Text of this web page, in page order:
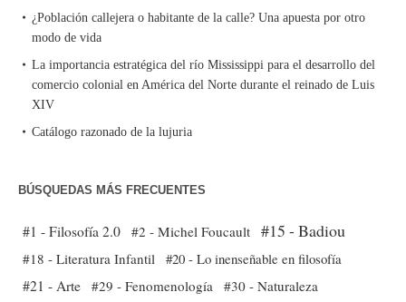
¿Población callejera o habitante de la calle? Una apuesta por otro
modo de vida
La importancia estratégica del río Mississippi para el desarrollo del
comercio colonial en América del Norte durante el reinado de Luis
XIV
Catálogo razonado de la lujuria
BÚSQUEDAS MÁS FRECUENTES
#1 - Filosofía 2.0 #2 - Michel Foucault #15 - Badiou
#18 - Literatura Infantil #20 - Lo inenseñable en filosofía
#21 - Arte #29 - Fenomenología
#30 - Naturaleza